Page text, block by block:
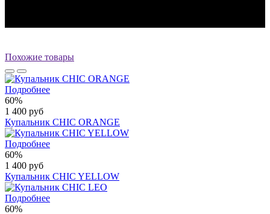
Похожие товары
Подробнее
60%
1 400 руб
Купальник CHIC ORANGE
Подробнее
60%
1 400 руб
Купальник CHIC YELLOW
Подробнее
60%